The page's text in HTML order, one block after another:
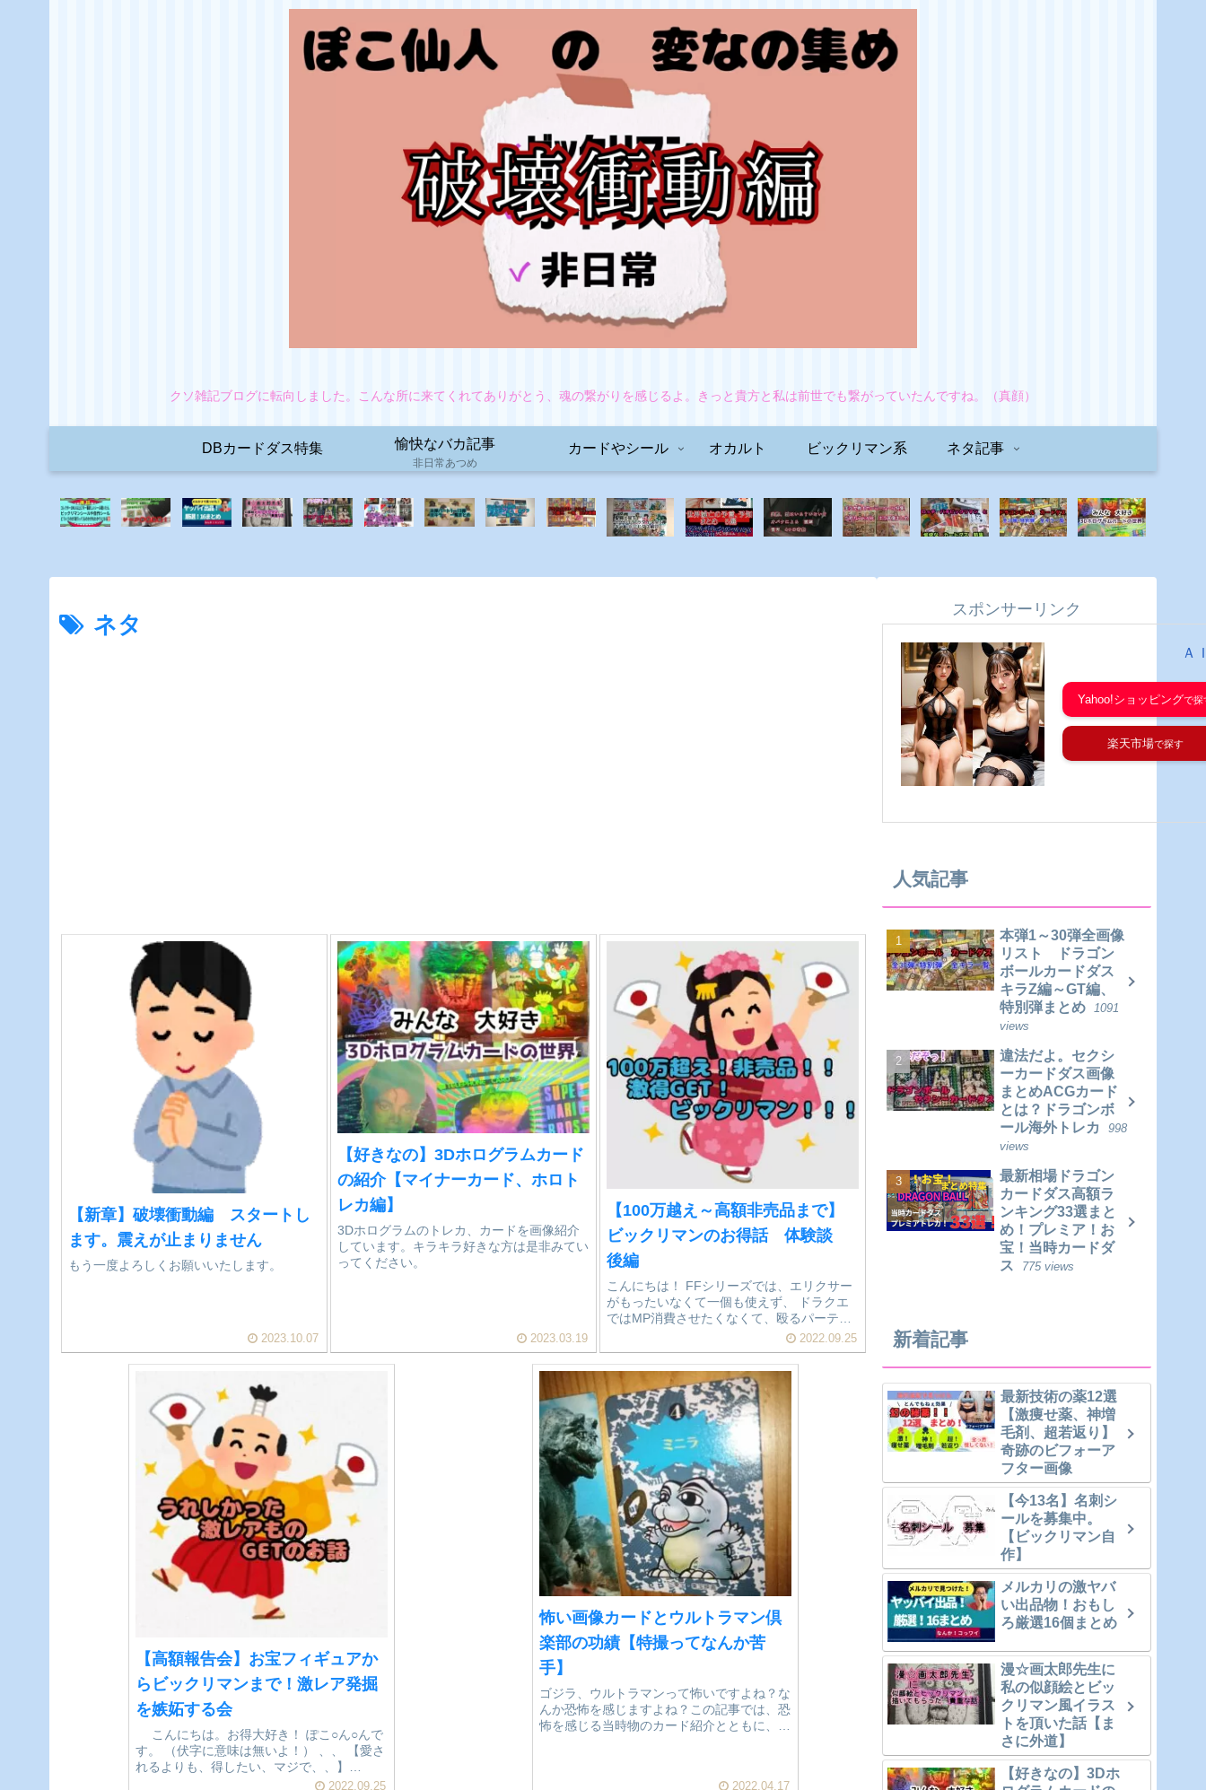
クソ雑記ブログに転向しました。こんな所に来てくれてありがとう、魂の繋がりを感じるよ。きっと貴方と私は前世でも繋がっていたんですね。（真顔）
DBカードダス特集
愉快なバカ記事
非日常あつめ
カードやシール オカルト ビックリマン系 ネタ記事
ネタ
【新章】破壊衝動編 スタートし
ます。震えが止まりません
もう一度よろしくお願いいたします。
2023.10.07
【好きなの】3Dホログラムカード
の紹介【マイナーカード、ホロト
レカ編】
3Dホログラムのトレカ、カードを画像紹介
しています。キラキラ好きな方は是非みてい
ってください。
2023.03.19
【100万越え～高額非売品まで】
ビックリマンのお得話 体験談
後編
こんにちは！ FFシリーズでは、エリクサー
がもったいなくて一個も使えず、 ドラクエ
ではMP消費させたくなくて、殴るパーティ
ばっかり組んで バイオシリーズでは、【シ
ョットガン、マグナムの弾】を最後までため
込んでしまう男 ...
2022.09.25
【高額報告会】お宝フィギュアか
らビックリマンまで！激レア発掘
を嫉妬する会
こんにちは。お得大好き！ ぽこ○ん○んで
す。 （伏字に意味は無いよ！） 、、 【愛さ
れるよりも、得したい、マジで、、】
、、、 前回の記事で、 『激レア品発掘しち
2022.09.25
怖い画像カードとウルトラマン倶
楽部の功績【特撮ってなんか苦
手】
ゴジラ、ウルトラマンって怖いですよね？な
んか恐怖を感じますよね？この記事では、恐
怖を感じる当時物のカード紹介とともに、
2022.04.17
スポンサーリンク
Ａ
Yahoo!ショッピング
楽天市場
人気記事
本弾1～30弾全画像
リスト ドラゴン
ボールカードダス
キラZ編～GT編、
特別弾まとめ 1091
views
違法だよ。セクシ
ーカードダス画像
まとめACGカード
とは？ドラゴンボ
ール海外トレカ
998
views
最新相場ドラゴン
カードダス高額ラ
ンキング33選まと
め！プレミア！お
宝！当時カードダ
ス
775 views
新着記事
最新技術の薬12選
【激痩せ薬、神増
毛剤、超若返り】
奇跡のビフォーア
フター画像
【今13名】名刺シ
ールを募集中。
【ビックリマン自
作】
メルカリの激ヤバ
い出品物！おもし
ろ厳選16個まとめ
漫☆画太郎先生に
私の似顔絵とビッ
クリマン風イラス
トを頂いた話【ま
さに外道】
【好きなの】3Dホ